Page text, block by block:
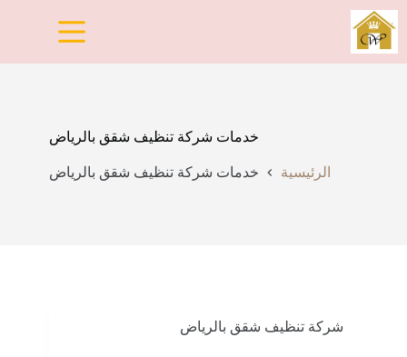
التجاوز
إلى
المحتوى
خدمات شركة تنظيف شقق بالرياض
الرئيسية خدمات شركة تنظيف شقق بالرياض
شركة تنظيف شقق بالرياض